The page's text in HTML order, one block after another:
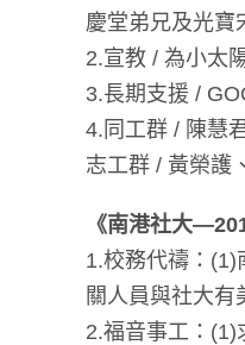
慶堂弟兄及光寶
2.宣教 / 為小太
3.長期支援 /
4.同工群 / 陳慧
志工群 / 黃榮護
《南港社大
1.校務代禱：(1)
關人員與社大有
2.福音事工：(1)